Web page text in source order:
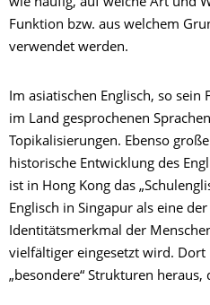
wie häufig, auf welche Art und
Funktion bzw. aus welchem
verwendet werden.
Im asiatischen Englisch, so sein
im Land gesprochenen
Topikalisierungen. Ebenso
historische Entwicklung des
ist in Hong Kong das
Englisch in Singapur als eine
Identitätsmerkmal der
vielfältiger eingesetzt wird.
„besondere“ Strukturen